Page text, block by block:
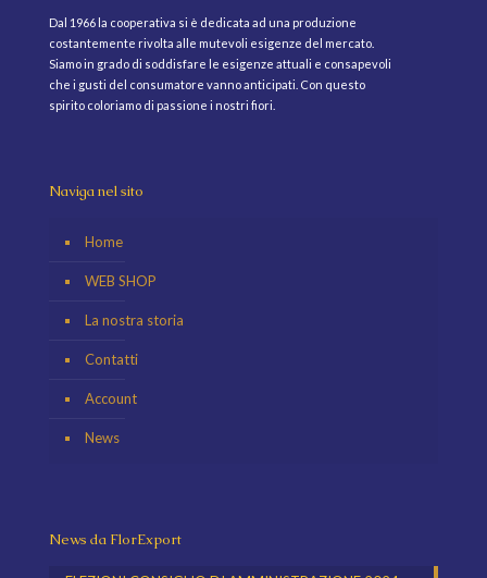
Dal 1966 la cooperativa si è dedicata ad una produzione
costantemente rivolta alle mutevoli esigenze del mercato.
Siamo in grado di soddisfare le esigenze attuali e consapevoli
che i gusti del consumatore vanno anticipati. Con questo
spirito coloriamo di passione i nostri fiori.
Naviga nel sito
Home
WEB SHOP
La nostra storia
Contatti
Account
News
News da FlorExport